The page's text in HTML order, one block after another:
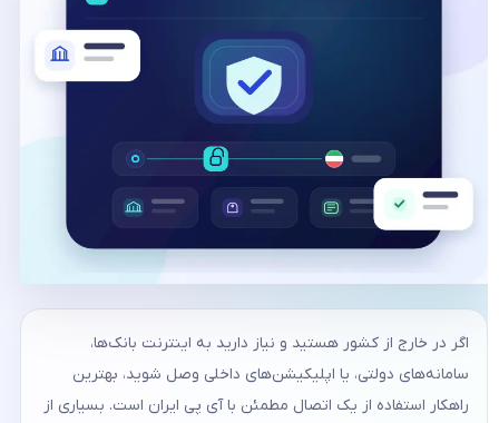
اگر در خارج از کشور هستید و نیاز دارید به اینترنت بانک‌ها،
سامانه‌های دولتی، یا اپلیکیشن‌های داخلی وصل شوید، بهترین
راهکار استفاده از یک اتصال مطمئن با آی پی ایران است. بسیاری از